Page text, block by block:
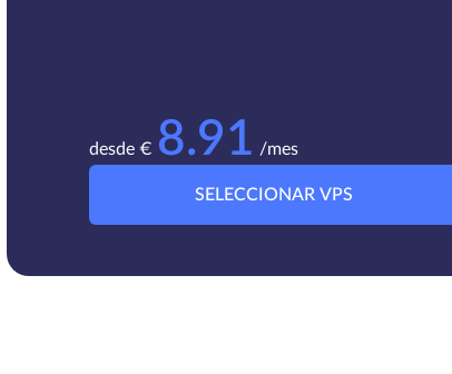
desde € 8.91 /mes
SELECCIONAR VPS